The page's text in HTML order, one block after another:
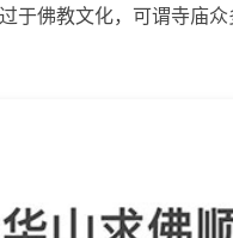
于佛教文化，可谓寺庙